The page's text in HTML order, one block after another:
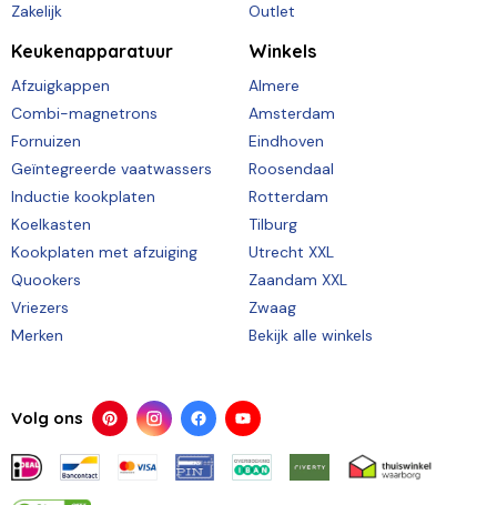
Zakelijk
Outlet
Keukenapparatuur
Afzuigkappen
Combi-magnetrons
Fornuizen
Geïntegreerde vaatwassers
Inductie kookplaten
Koelkasten
Kookplaten met afzuiging
Quookers
Vriezers
Merken
Winkels
Almere
Amsterdam
Eindhoven
Roosendaal
Rotterdam
Tilburg
Utrecht XXL
Zaandam XXL
Zwaag
Bekijk alle winkels
Volg ons